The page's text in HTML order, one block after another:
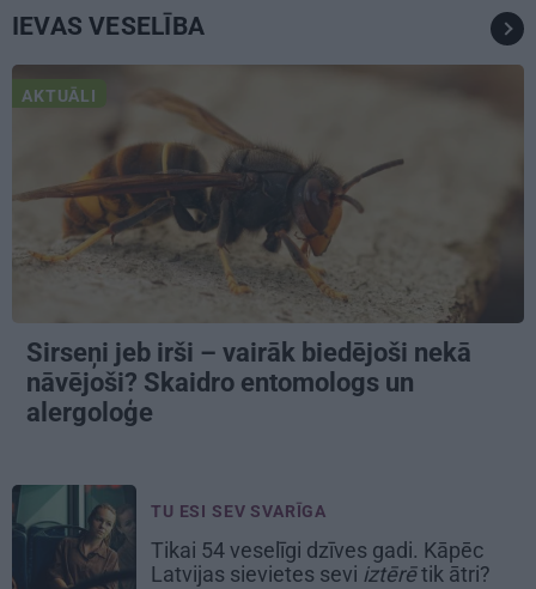
IEVAS VESELĪBA
AKTUĀLI
Sirseņi jeb irši – vairāk biedējoši nekā
nāvējoši? Skaidro entomologs un
alergoloģe
TU ESI SEV SVARĪGA
Tikai 54 veselīgi dzīves gadi. Kāpēc
Latvijas sievietes sevi iztērētik ātri?